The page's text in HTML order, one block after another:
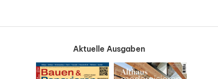
Aktuelle Ausgaben